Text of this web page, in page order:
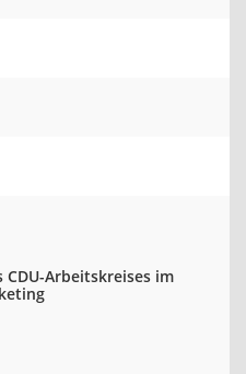
Arbeitskreises im